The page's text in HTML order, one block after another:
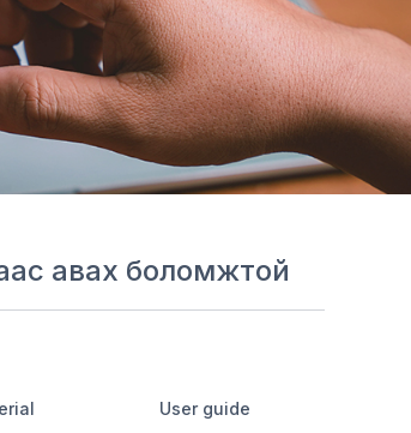
авах боломжтой
User guide